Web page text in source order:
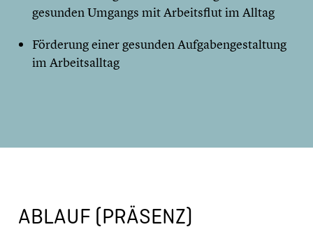
gesunden Umgangs mit Arbeitsflut im Alltag
Förderung einer gesunden Aufgabengestaltung
im Arbeitsalltag
ABLAUF (PRÄSENZ)